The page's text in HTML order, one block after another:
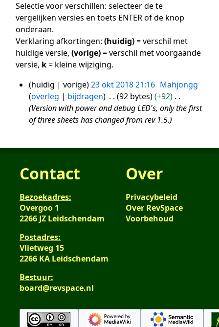
Selectie voor verschillen: selecteer de te
vergelijken versies en toets ENTER of de knop
onderaan.
Verklaring afkortingen: (huidig)= verschil met
huidige versie, (vorige)= verschil met voorgaande
versie, k= kleine wijziging.
23
okt
2018
huidig vorige 23 okt 2018 21:16 Mahjongg
overleg
bijdragen 92 bytes
+92
Version with power and debug LED's, only the first
of three sheets has changed from rev 1.5.
Contact
Bezoekadres:
Overgoo 1
2266 JZ Leidschendam
Postadres:
Vlietweg 15
2266 KA Leidschendam
Bestuur:
board@revspace.nl
Over
Privacybeleid
Over RevSpace
Voorbehoud